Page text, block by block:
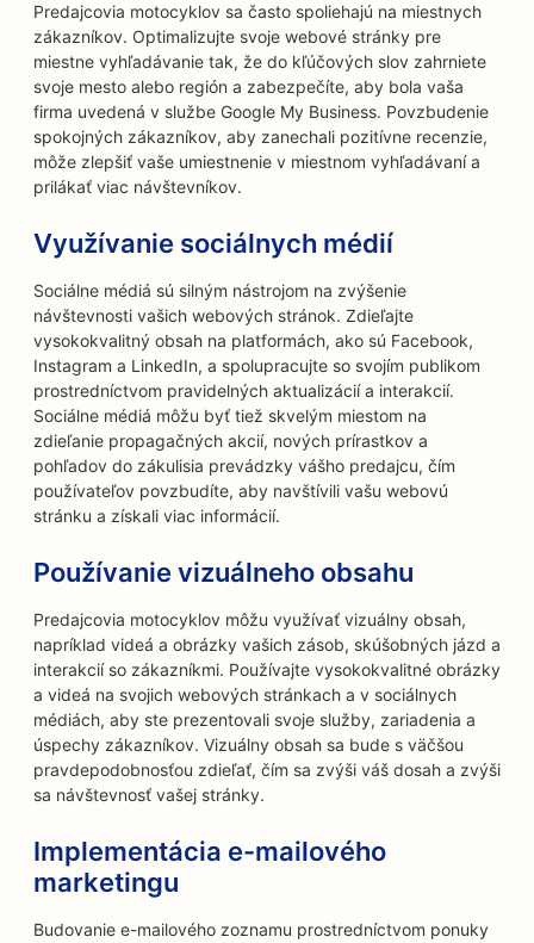
Predajcovia motocyklov sa často spoliehajú na miestnych
zákazníkov. Optimalizujte svoje webové stránky pre
miestne vyhľadávanie tak, že do kľúčových slov zahrniete
svoje mesto alebo región a zabezpečíte, aby bola vaša
firma uvedená v službe Google My Business. Povzbudenie
spokojných zákazníkov, aby zanechali pozitívne recenzie,
môže zlepšiť vaše umiestnenie v miestnom vyhľadávaní a
prilákať viac návštevníkov.
Využívanie sociálnych médií
Sociálne médiá sú silným nástrojom na zvýšenie
návštevnosti vašich webových stránok. Zdieľajte
vysokokvalitný obsah na platformách, ako sú Facebook,
Instagram a LinkedIn, a spolupracujte so svojím publikom
prostredníctvom pravidelných aktualizácií a interakcií.
Sociálne médiá môžu byť tiež skvelým miestom na
zdieľanie propagačných akcií, nových prírastkov a
pohľadov do zákulisia prevádzky vášho predajcu, čím
používateľov povzbudíte, aby navštívili vašu webovú
stránku a získali viac informácií.
Používanie vizuálneho obsahu
Predajcovia motocyklov môžu využívať vizuálny obsah,
napríklad videá a obrázky vašich zásob, skúšobných jázd a
interakcií so zákazníkmi. Používajte vysokokvalitné obrázky
a videá na svojich webových stránkach a v sociálnych
médiách, aby ste prezentovali svoje služby, zariadenia a
úspechy zákazníkov. Vizuálny obsah sa bude s väčšou
pravdepodobnosťou zdieľať, čím sa zvýši váš dosah a zvýši
sa návštevnosť vašej stránky.
Implementácia e-mailového
marketingu
Budovanie e-mailového zoznamu prostredníctvom ponuky